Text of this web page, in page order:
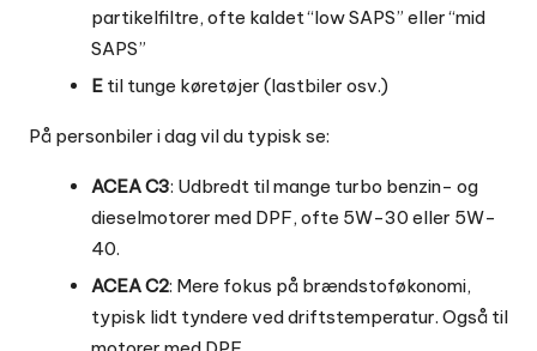
partikelfiltre, ofte kaldet “low SAPS” eller “mid
SAPS”
E til tunge køretøjer (lastbiler osv.)
På personbiler i dag vil du typisk se:
ACEA C3: Udbredt til mange turbo benzin- og
dieselmotorer med DPF, ofte 5W-30 eller 5W-
40.
ACEA C2: Mere fokus på brændstoføkonomi,
typisk lidt tyndere ved driftstemperatur. Også til